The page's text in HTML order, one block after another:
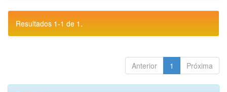
Resultados 1-1 de 1.
Anterior 1 Próxima